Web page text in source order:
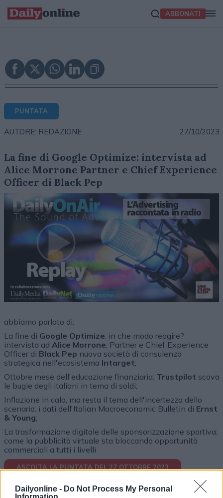
Dailyonline - Do Not Process My Personal
ABBONATI
PUNTATA
AUTORE: REDAZIONE 27/10/2023
La fine di Google Optimize: intervista ad
Alice Morrone Partner e Chief Experience
Officer di Black Pep
abbiamo parlato di:
La fine di Google Optimize: in che modo reagire?
intervista ad Alice Morrone , Partner e Chief Experience
Officer di Black Pep nuova società di consulenza
strategica nell'ecosistema Intarget;
Ottobre mese dell'educazione finanziaria: Trustpilot scova
le bugie degli italiani in tema di soldi;
Inflazione in calo, ma resta il tema dell'incertezza dello
scenario: i dati dell'Italian Macroeconomic Bulletin di Ernst
& Young;
La trasformazione digitale delle sponsorizzazione sportiva:
come la pubblicità virtuale sta bloccando opportunità
commerciali a tutti i livelli
ASCOLTA LA PUNTATA DEL 27 OTTOBRE 2023